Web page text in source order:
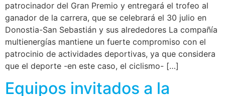
patrocinador del Gran Premio y entregará el trofeo al
ganador de la carrera, que se celebrará el 30 julio en
Donostia-San Sebastián y sus alrededores La compañía
multienergías mantiene un fuerte compromiso con el
patrocinio de actividades deportivas, ya que considera
que el deporte -en este caso, el ciclismo- […]
Equipos invitados a la